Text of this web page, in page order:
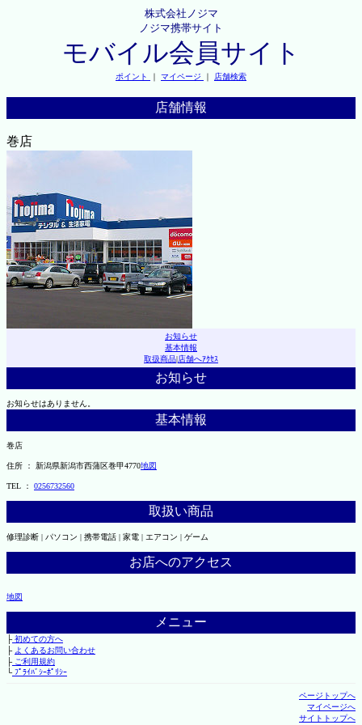
株式会社ノジマ
ノジマ携帯サイト
モバイル会員サイト
ポイント ｜ マイページ ｜ 店舗検索
店舗情報
巻店
お知らせ
基本情報
取扱商品|店舗へｱｸｾｽ
お知らせ
お知らせはありません。
基本情報
巻店
住所 ： 新潟県新潟市西蒲区巻甲4770地図
TEL ： 0256732560
取扱い商品
修理診断 | パソコン | 携帯電話 | 家電 | エアコン | ゲーム
お店へのアクセス
地図
メニュー
├初めての方へ
├ よくあるお問い合わせ
├ご利用規約
└ﾌﾟﾗｲﾊﾞｼｰﾎﾟﾘｼｰ
ページトップへ
マイページへ
サイトトップへ